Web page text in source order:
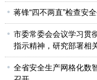
蒋锋“四不两直”检查安
市委常委会会议学习贯
指示精神，研究部署相
全省安全生产网格化数